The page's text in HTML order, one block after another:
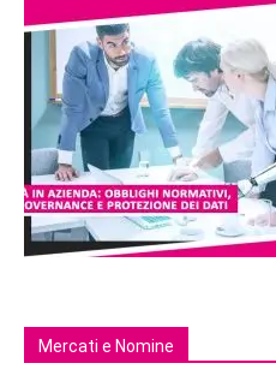
Mercati e Nomine